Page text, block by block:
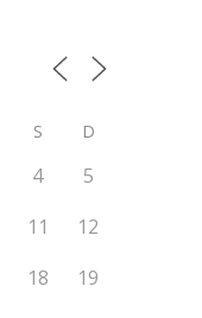
S D
4
5
11
12
18
19